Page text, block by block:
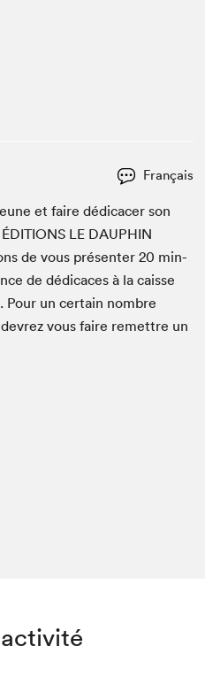
Français
et faire dédi­cac­er son
ÉDI­TIONS LE DAUPHIN
de vous présen­ter20 min­
de dédi­caces à la caisse
Pour un cer­tain nom­bre
vous faire remet­tre un